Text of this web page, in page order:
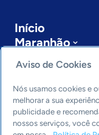
Início
Maranhão
Sobre a ASN
Últimas notícias
Entre em
Editorias
Economia &
Aviso de Cookies
Nós usamos cookies e
melhorar a sua
publicidade e
nossos serviços, você